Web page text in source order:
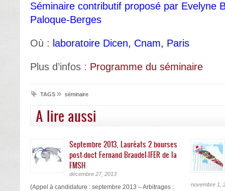
Séminaire contributif proposé par Evelyne
Paloque-Berges
Où : laboratoire Dicen, Cnam, Paris
Plus d’infos : Programme du séminaire
TAGS » séminaire
A lire aussi
Septembre 2013, Lauréats 2 bourses
post-doct Fernand Braudel-IFER de la
FMSH
décembre 27, 2013
(Appel à candidature : septembre 2013 – Arbitrages :
novembre 1,